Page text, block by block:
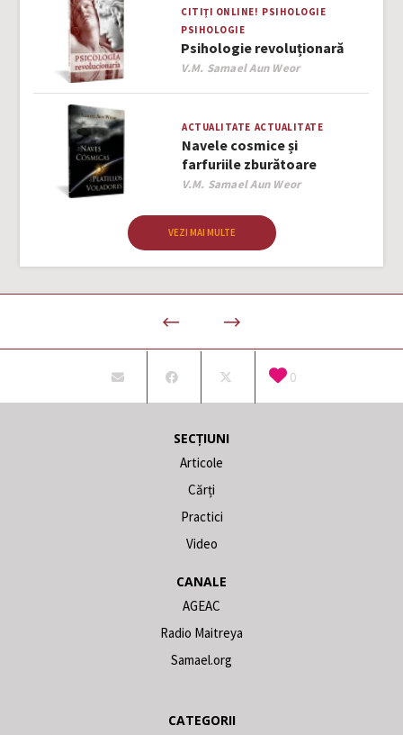
CITIȚI ONLINE! PSIHOLOGIE
PSIHOLOGIE
Psihologie revoluționară
Author
V.M. Samael Aun Weor
ACTUALITATE ACTUALITATE
Navele cosmice și
farfuriile zburătoare
Author
V.M. Samael Aun Weor
VEZI MAI MULTE
0
SECȚIUNI
Articole
Cărți
Practici
Video
CANALE
AGEAC
Radio Maitreya
Samael.org
CATEGORII